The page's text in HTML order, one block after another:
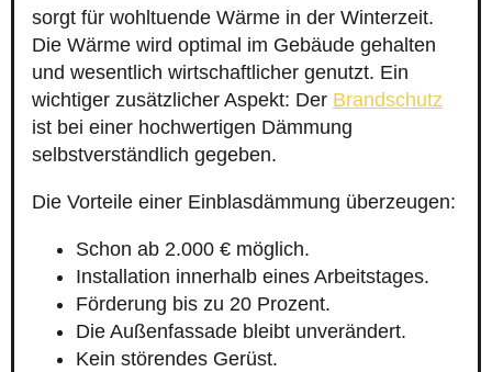
sorgt für wohltuende Wärme in der Winterzeit.
Die Wärme wird optimal im Gebäude gehalten
und wesentlich wirtschaftlicher genutzt. Ein
wichtiger zusätzlicher Aspekt: Der Brandschutz
ist bei einer hochwertigen Dämmung
selbstverständlich gegeben.
Die Vorteile einer Einblasdämmung überzeugen:
Schon ab 2.000 € möglich.
Installation innerhalb eines Arbeitstages.
Förderung bis zu 20 Prozent.
Die Außenfassade bleibt unverändert.
Kein störendes Gerüst.